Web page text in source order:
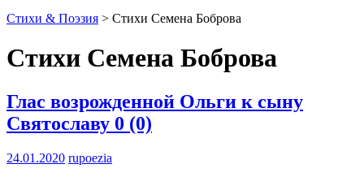
Стихи & Поэзия > Стихи Семена Боброва
Стихи Семена Боброва
Глас возрожденной Ольги к сыну
Святославу 0 (0)
24.01.2020 rupoezia